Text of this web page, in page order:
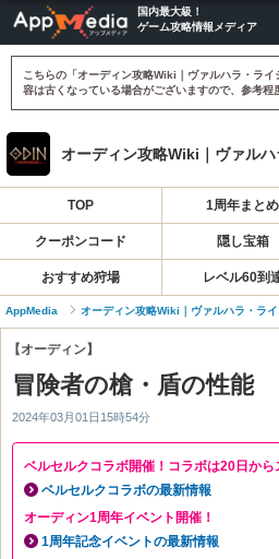
国内最大級！
ゲーム攻略情報メディア
こちらの「オーディン攻略Wiki｜ヴァルハラ・ラ
容は古くなっている場合がございますので、参考程
オーディン攻略Wiki｜ヴァル
TOP 1周年まとめ
クーポンコード 隠し宝箱
おすすめ狩場 レベル60到
AppMedia オーディン攻略Wiki｜ヴァルハラ・ラ
【オーディン】
冒険者の槍・盾の性能
2024年03月01日15時54分
ベルセルクコラボ開催！コラボは20日から
ベルセルクコラボの最新情報
オーディン1周年イベント開催！
1周年記念イベントの最新情報